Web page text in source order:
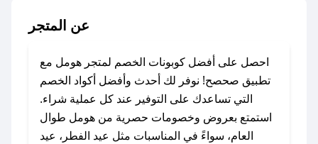
عن المتجر
احصل على أفضل كوبونات الخصم لمتجر هومل مع
تطبيق صحصح! نوفر لك أحدث وأفضل أكواد الخصم
التي تساعدك على التوفير عند كل عملية شراء.
استمتع بعروض وخصومات حصرية من هومل طوال
العام، سواءً في المناسبات مثل عيد الفطر، عيد